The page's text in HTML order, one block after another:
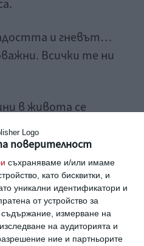
поверителност
съхраняваме и/или имаме
като бисквитки, и
уникални идентификатори и
от устройство за
измерване на
на аудиторията и
ние и партньорите
и гневът…
Всички те ни
в живота се
непоколебимо
накрая дори
на добри хора.